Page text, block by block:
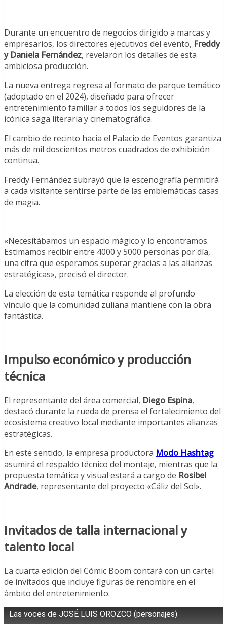
Durante un encuentro de negocios dirigido a marcas y
empresarios, los directores ejecutivos del evento, Freddy
y Daniela Fernández, revelaron los detalles de esta
ambiciosa producción.
La nueva entrega regresa al formato de parque temático
(adoptado en el 2024), diseñado para ofrecer
entretenimiento familiar a todos los seguidores de la
icónica saga literaria y cinematográfica.
El cambio de recinto hacia el Palacio de Eventos garantiza
más de mil doscientos metros cuadrados de exhibición
continua.
Freddy Fernández subrayó que la escenografía permitirá
a cada visitante sentirse parte de las emblemáticas casas
de magia.
«Necesitábamos un espacio mágico y lo encontramos.
Estimamos recibir entre 4000 y 5000 personas por día,
una cifra que esperamos superar gracias a las alianzas
estratégicas», precisó el director.
La elección de esta temática responde al profundo
vínculo que la comunidad zuliana mantiene con la obra
fantástica.
Impulso económico y producción
técnica
El representante del área comercial, Diego Espina,
destacó durante la rueda de prensa el fortalecimiento del
ecosistema creativo local mediante importantes alianzas
estratégicas.
En este sentido, la empresa productora Modo Hashtag
asumirá el respaldo técnico del montaje, mientras que la
propuesta temática y visual estará a cargo de Rosibel
Andrade, representante del proyecto «Cáliz del Sol».
Invitados de talla internacional y
talento local
La cuarta edición del Cómic Boom contará con un cartel
de invitados que incluye figuras de renombre en el
ámbito del entretenimiento.
Las voces de JOSÉ LUIS OROZCO (personajes)